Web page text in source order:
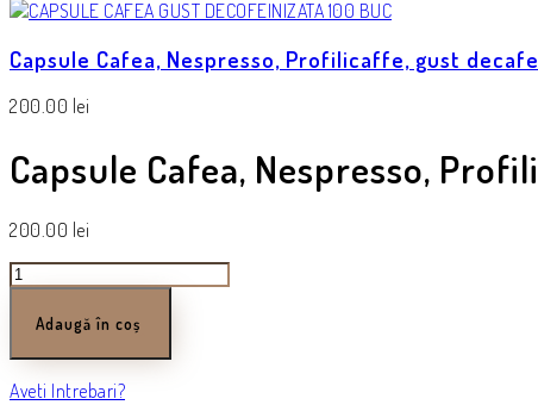
Capsule Cafea, Nespresso, Profilicaffe, gust
200.00 lei
Capsule Cafea, Nespresso,
200.00 lei
Cantitate
Capsule
Cafea,
Profilicaffe,
gust
Adaugă în coș
Aveti Intrebari?